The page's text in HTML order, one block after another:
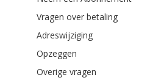
Vragen over betaling
Adreswijziging
Opzeggen
Overige vragen